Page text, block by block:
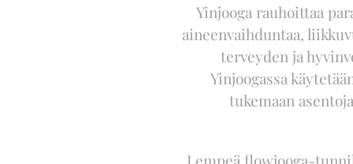
Yinjooga rauhoittaa
aineenvaihduntaa,
terveyden ja
Yinjoogassa
tukemaan